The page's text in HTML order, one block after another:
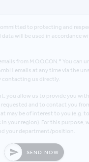
committed to protecting and
data will be used in accordance
from M.O.O.CON.* You can
emails at any time via the
contacting us directly.
you allow us to provide you
and to contact you
may be of interest to you (e.g.
your region). For this purpose,
your department/position.
SEND NOW